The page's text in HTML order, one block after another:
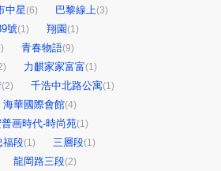
中星(6) 巴黎線上(3)
號(1) 翔園 (1)
青春物語(9)
力麒家家富富(1)
(2) 千浩中北路公寓(1)
海華國際會館(4)
画時代-時尚苑(1)
福段(1) 三層段(1)
龍岡路三段(2)